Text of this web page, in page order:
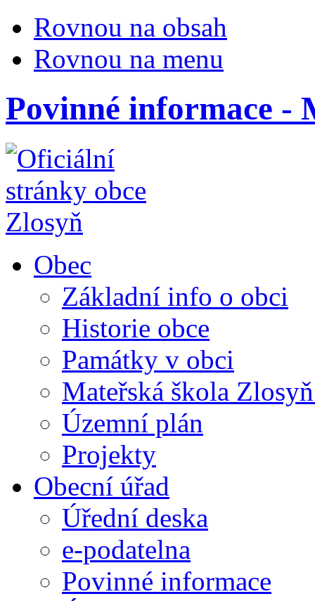
Rovnou na obsah
Rovnou na menu
Povinné informace -
Obec
Základní info o obci
Historie obce
Památky v obci
Mateřská škola
Územní plán
Projekty
Obecní úřad
Úřední deska
e-podatelna
Povinné informace